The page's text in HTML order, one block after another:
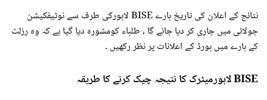
نتائج کے اعلان کی تاریخ بارے BISE لاہورکی طرف سے نوٹیفکیشن
جولائی میں جاری کر دیا جائے گا ، طلباء کومشورہ دیا گیا ہے کہ وہ رزلٹ
کے بارے میں بورڈ کے اعلانات پر نظر رکھیں ۔
BISE لاہورمیٹرک کا نتیجہ چیک کرنے کا طریقہ